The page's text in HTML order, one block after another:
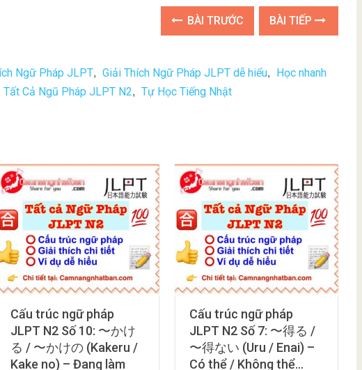
BÀI TRƯỚC BÀI TIẾP
Ngữ Pháp JLPT, Giải Thích Ngữ Pháp JLPT dễ hiểu,
Học nhanh
Tất Cả Ngũ Pháp JLPT N2, Tự Học Tiếng Nhật
Cấu trúc ngữ pháp
JLPT N2 Số 10: 〜かけ
る / 〜かけの (Kakeru /
Kake no) – Đang làm
Cấu trúc ngữ pháp
JLPT N2 Số 7: 〜得る /
〜得ない (Uru / Enai) –
Có thể / Không thể…